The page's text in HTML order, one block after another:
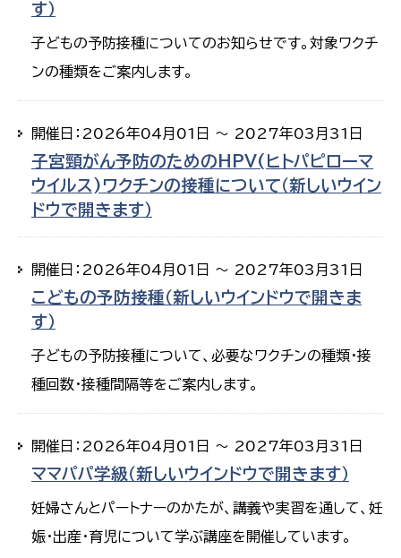
す）
子どもの予防接種についてのお知らせです。対象ワクチ
ンの種類をご案内します。
開催日：2026年04月01日 ～ 2027年03月31日
子宮頸がん予防のためのHPV(ヒトパピローマ
ウイルス)ワクチンの接種について（新しいウイン
ドウで開きます）
開催日：2026年04月01日 ～ 2027年03月31日
こどもの予防接種（新しいウインドウで開きま
す）
子どもの予防接種について、必要なワクチンの種類・接
種回数・接種間隔等をご案内します。
開催日：2026年04月01日 ～ 2027年03月31日
ママパパ学級（新しいウインドウで開きます）
妊婦さんとパートナーのかたが、講義や実習を通して、妊
娠・出産・育児について学ぶ講座を開催しています。